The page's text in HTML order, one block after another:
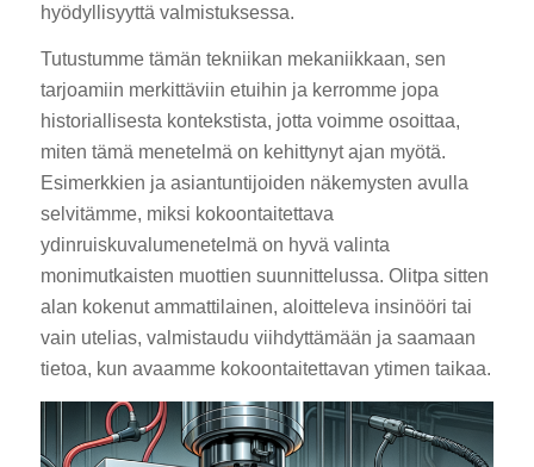
hyödyllisyyttä valmistuksessa.
Tutustumme tämän tekniikan mekaniikkaan, sen
tarjoamiin merkittäviin etuihin ja kerromme jopa
historiallisesta kontekstista, jotta voimme osoittaa,
miten tämä menetelmä on kehittynyt ajan myötä.
Esimerkkien ja asiantuntijoiden näkemysten avulla
selvitämme, miksi kokoontaitettava
ydinruiskuvalumenetelmä on hyvä valinta
monimutkaisten muottien suunnittelussa. Olitpa sitten
alan kokenut ammattilainen, aloitteleva insinööri tai
vain utelias, valmistaudu viihdyttämään ja saamaan
tietoa, kun avaamme kokoontaitettavan ytimen taikaa.